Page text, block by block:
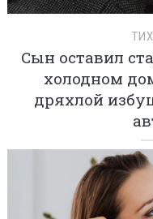
Сын оставил
холодном
дряхлой